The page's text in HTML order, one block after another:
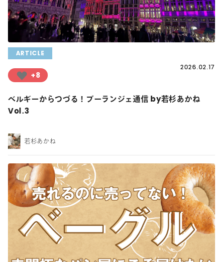
ARTICLE
+8
2026.02.17
ベルギーからつづる！ブーランジェ通信 by若杉あかね
Vol.3
若杉あかね